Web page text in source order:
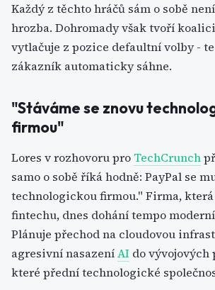
Každý z těchto hráčů sám o sobě
hrozba. Dohromady však tvoří
vytlačuje z pozice defaultní volby -
zákazník automaticky sáhne.
"Stáváme se znovu
firmou"
Lores v rozhovoru pro TechCrunch
samo o sobě říká hodně: PayPal se
technologickou firmou." Firma,
fintechu, dnes dohání tempo
Plánuje přechod na cloudovou
agresivní nasazeníAI do vývojových
které přední technologické